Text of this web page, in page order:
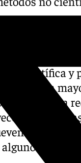
las
señalar
científica
En la
a agua y la
de
una